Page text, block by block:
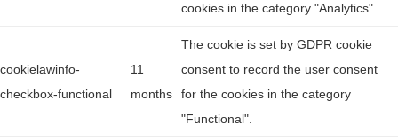
cookies in the category "Analytics".
cookielawinfo-
checkbox-functional
11
months
The cookie is set by GDPR cookie
consent to record the user consent
for the cookies in the category
"Functional".